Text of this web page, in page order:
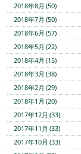
2018年8月 (50)
2018年7月 (50)
2018年6月 (57)
2018年5月 (22)
2018年4月 (15)
2018年3月 (38)
2018年2月 (29)
2018年1月 (20)
2017年12月 (33)
2017年11月 (33)
2017年10月 (33)